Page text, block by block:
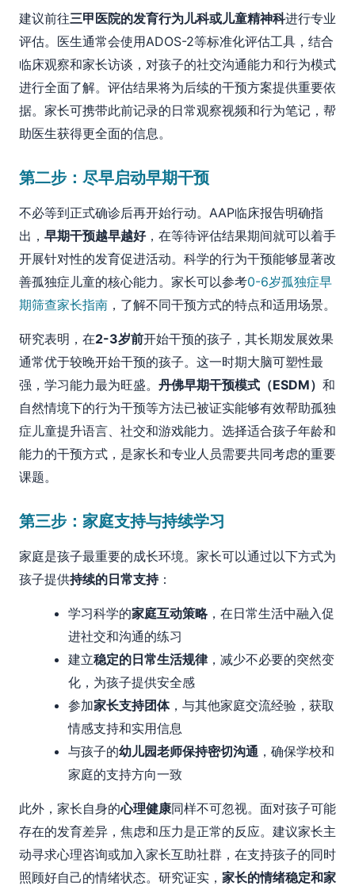
建议前往三甲医院的发育行为儿科或儿童精神科进行专业
评估。医生通常会使用ADOS-2等标准化评估工具，结合
临床观察和家长访谈，对孩子的社交沟通能力和行为模式
进行全面了解。评估结果将为后续的干预方案提供重要依
据。家长可携带此前记录的日常观察视频和行为笔记，帮
助医生获得更全面的信息。
第二步：尽早启动早期干预
不必等到正式确诊后再开始行动。AAP临床报告明确指
出， 早期干预越早越好，在等待评估结果期间就可以着手
开展针对性的发育促进活动。科学的行为干预能够显著改
善孤独症儿童的核心能力。家长可以参考0-6岁孤独症早
期筛查家长指南 ，了解不同干预方式的特点和适用场景。
研究表明，在2-3岁前开始干预的孩子，其长期发展效果
通常优于较晚开始干预的孩子。这一时期大脑可塑性最
强，学习能力最为旺盛。 丹佛早期干预模式（ESDM） 和
自然情境下的行为干预等方法已被证实能够有效帮助孤独
症儿童提升语言、社交和游戏能力。选择适合孩子年龄和
能力的干预方式，是家长和专业人员需要共同考虑的重要
课题。
第三步：家庭支持与持续学习
家庭是孩子最重要的成长环境。家长可以通过以下方式为
孩子提供持续的日常支持：
学习科学的家庭互动策略，在日常生活中融入促
进社交和沟通的练习
建立稳定的日常生活规律，减少不必要的突然变
化，为孩子提供安全感
参加家长支持团体，与其他家庭交流经验，获取
情感支持和实用信息
与孩子的幼儿园老师保持密切沟通 ，确保学校和
家庭的支持方向一致
此外，家长自身的心理健康同样不可忽视。面对孩子可能
存在的发育差异，焦虑和压力是正常的反应。建议家长主
动寻求心理咨询或加入家长互助社群，在支持孩子的同时
照顾好自己的情绪状态。研究证实， 家长的情绪稳定和家